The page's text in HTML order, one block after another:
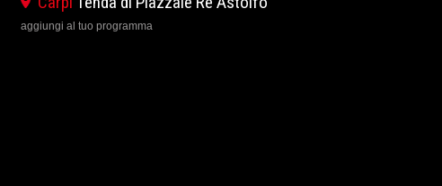
aggiungi al tuo programma